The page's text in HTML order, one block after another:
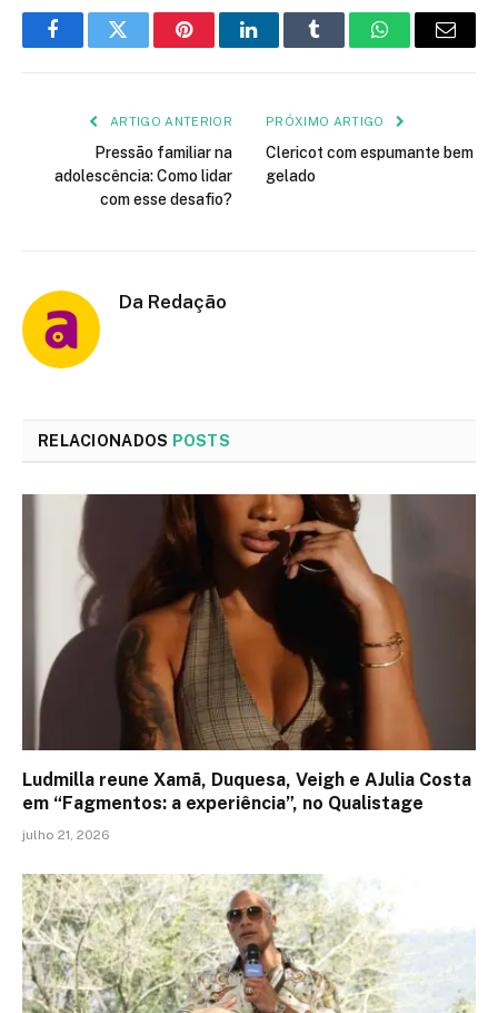
FacebookTwitter PinterestLinkedInTumblr WhatsApp
E-
ARTIGO ANTERIOR
Pressão familiar na
adolescência: Como lidar
com esse desafio?
PRÓXIMO ARTIGO
Clericot com espumante bem
gelado
Da Redação
RELACIONADOS POSTS
Ludmilla reune Xamã, Duquesa, Veigh e AJulia Costa
em “Fagmentos: a experiência”, no Qualistage
julho 21, 2026